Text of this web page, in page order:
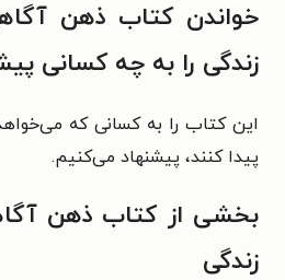
خواندن کتاب ذهن
زندگی را به چه کسانی
این کتاب را به کسانی که
پیدا کنند، پیشنهاد می‌کنیم.
بخشی از کتاب ذهن
زندگی